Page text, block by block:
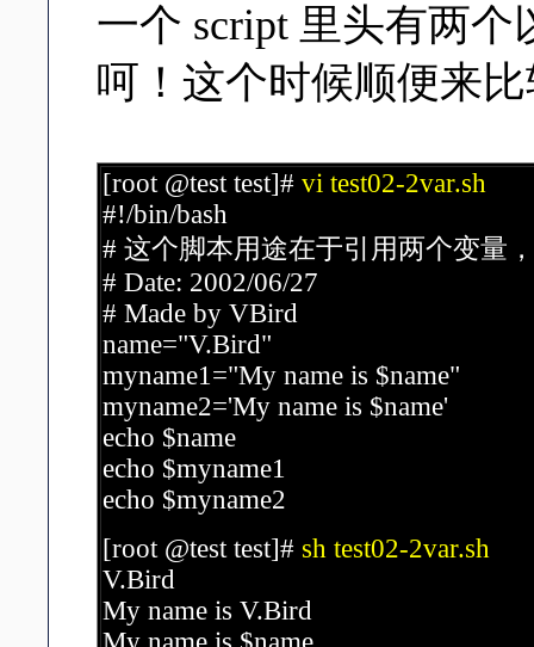
一个 script 里头有两
呵！这个时候顺便来
[root @test test]# vi test02-2var.sh
#!/bin/bash
# 这个脚本用途在于引用两个变量
# Date: 2002/06/27
# Made by VBird
name="V.Bird"
myname1="My name is $name"
myname2='My name is $name'
echo $name
echo $myname1
echo $myname2
[root @test test]# sh test02-2var.sh
V.Bird
My name is V.Bird